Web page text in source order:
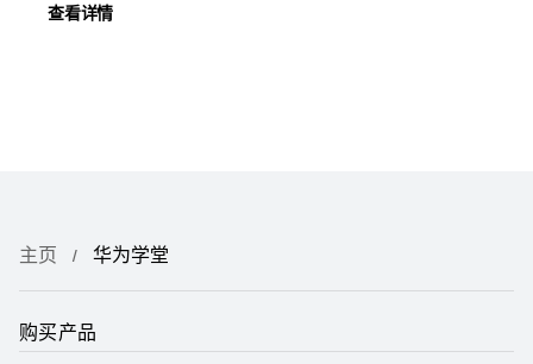
查看详情
主页 华为学堂
购买产品